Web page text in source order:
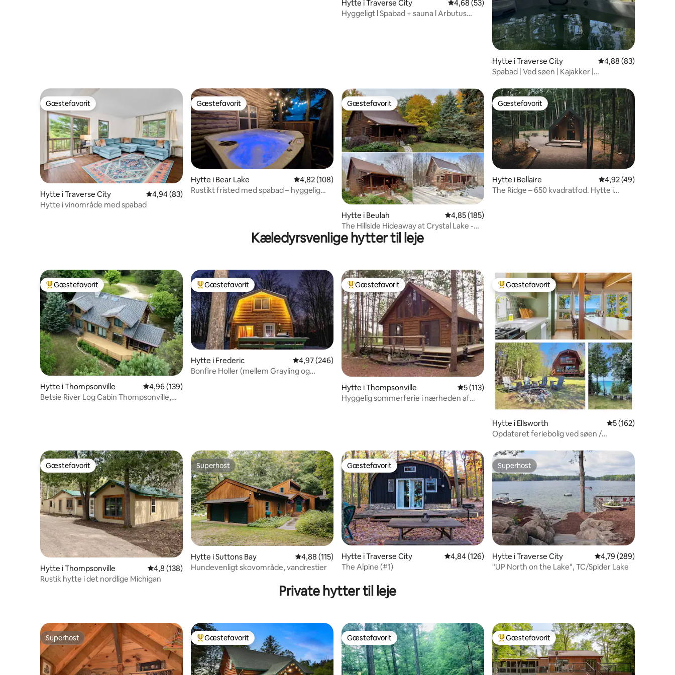
Hytte i Traverse City 4,68 ud af 5 i gennemsnitlig bedømmelse, 53 omtaler
4,68 (53)
Hyggeligt l Spabad + sauna l Arbutus
Hytte i Traverse City 4,88 ud af 5 i
4,88 (83)
Spabad | Ved søen | Kajakker |
Gæstefavorit
Gæstefavorit
Hytte i Traverse City 4,94 ud af 5 i gennemsnitlig bedømmelse, 83 omtaler
4,94 (83)
Hytte i vinområde med spabad
Gæstefavorit
Gæstefavorit
Hytte i Bear Lake 4,82 ud af 5 i gennemsnitlig bedømmelse, 108 omtaler
4,82 (108)
Rustikt fristed med spabad – hyggelig
Gæstefavorit
Gæstefavorit
Hytte i Beulah 4,85 ud af 5 i gennemsnitlig bedømmelse, 185 omtaler
4,85 (185)
The Hillside Hideaway at Crystal Lake -
Fantastisk spa!
Gæstefavorit
Gæstefavorit
Hytte i Bellaire 4,92 ud af 5 i
4,92 (49)
The Ridge – 650 kvadratfod. Hytte i
Kæledyrsvenlige hytter til leje
Bedste gæstefavorit
Gæstefavorit
Hytte i Thompsonville 4,96 ud af 5 i gennemsnitlig bedømmelse, 139 omtaler
4,96 (139)
Betsie River Log Cabin Thompsonville,
Bedste gæstefavorit
Gæstefavorit
Hytte i Frederic 4,97 ud af 5 i gennemsnitlig bedømmelse, 246 omtaler
4,97 (246)
Bonfire Holler (mellem Grayling og
Bedste gæstefavorit
Gæstefavorit
Hytte i Thompsonville 5 ud af 5 i gennemsnitlig bedømmelse, 113 omtaler
5 (113)
Hyggelig sommerferie i nærheden af
Bedste gæstefavorit
Gæstefavorit
Hytte i Ellsworth 5 ud af 5 i
5 (162)
Opdateret feriebolig ved søen /
Gæstefavorit
Gæstefavorit
Hytte i Thompsonville 4,8 ud af 5 i gennemsnitlig bedømmelse, 138 omtaler
4,8 (138)
Rustik hytte i det nordlige Michigan
Superhost
Superhost
Hytte i Suttons Bay 4,88 ud af 5 i gennemsnitlig bedømmelse, 115 omtaler
4,88 (115)
Hundevenligt skovområde, vandrestier
Gæstefavorit
Gæstefavorit
Hytte i Traverse City 4,84 ud af 5 i gennemsnitlig bedømmelse, 126 omtaler
4,84 (126)
The Alpine (#1)
Superhost
Superhost
Hytte i Traverse City 4,79 ud af 5 i
4,79 (289)
"UP North on the Lake", TC/Spider Lake
Private hytter til leje
Superhost
Superhost Bedste gæstefavorit
Gæstefavorit Gæstefavorit
Gæstefavorit Bedste gæstefavorit
Gæstefavorit